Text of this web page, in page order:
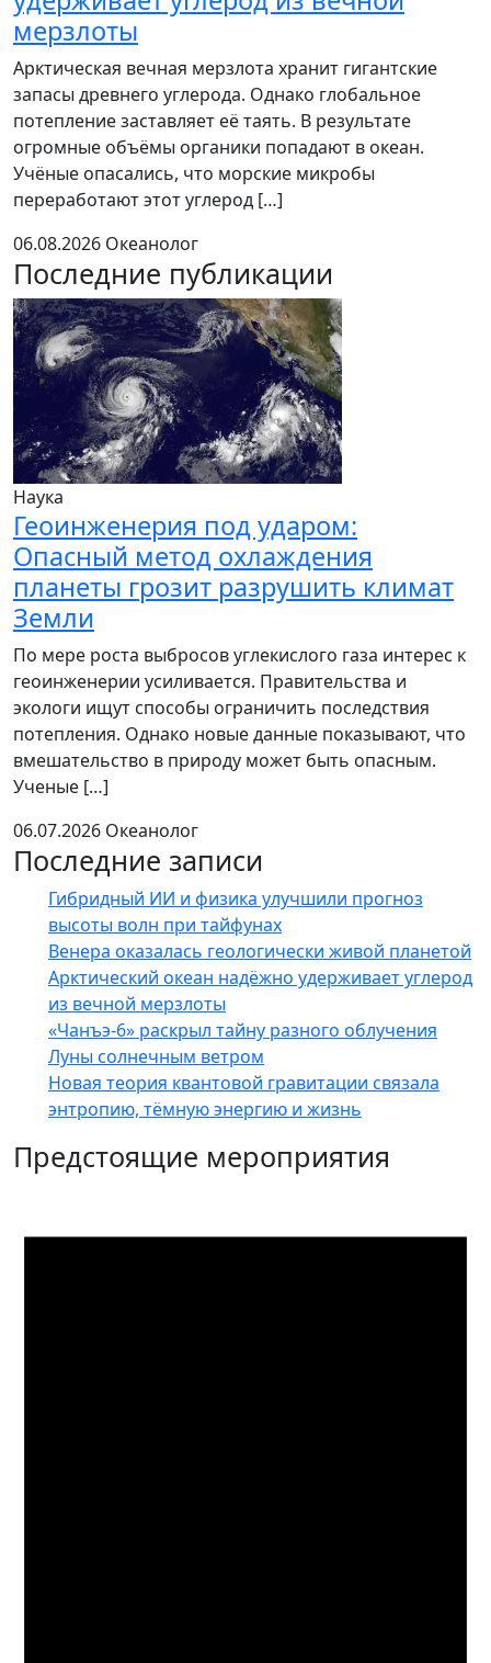
мерзлоты
Арктическая вечная мерзлота хранит гигантские
запасы древнего углерода. Однако глобальное
потепление заставляет её таять. В результате
огромные объёмы органики попадают в океан.
Учёные опасались, что морские микробы
переработают этот углерод […]
06.08.2026 Океанолог
Последние публикации
Наука
Геоинженерия под ударом:
Опасный метод охлаждения
планеты грозит разрушить климат
Земли
По мере роста выбросов углекислого газа интерес к
геоинженерии усиливается. Правительства и
экологи ищут способы ограничить последствия
потепления. Однако новые данные показывают, что
вмешательство в природу может быть опасным.
Ученые […]
06.07.2026 Океанолог
Последние записи
Гибридный ИИ и физика улучшили прогноз
высоты волн при тайфунах
Венера оказалась геологически живой планетой
Арктический океан надёжно удерживает углерод
из вечной мерзлоты
«Чанъэ-6» раскрыл тайну разного облучения
Луны солнечным ветром
Новая теория квантовой гравитации связала
энтропию, тёмную энергию и жизнь
Предстоящие мероприятия